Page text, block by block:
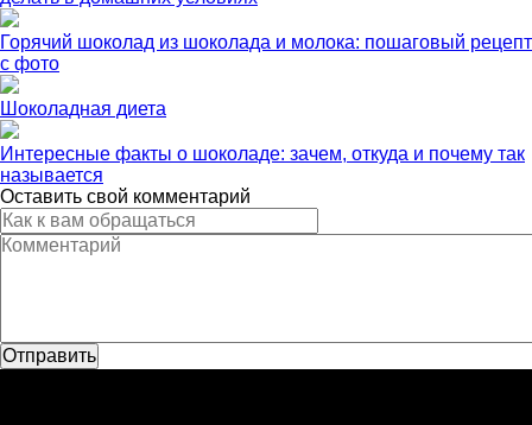
Горячий шоколад из шоколада и молока: пошаговый рецепт
с фото
Шоколадная диета
Интересные факты о шоколаде: зачем, откуда и почему так
называется
Оставить свой комментарий